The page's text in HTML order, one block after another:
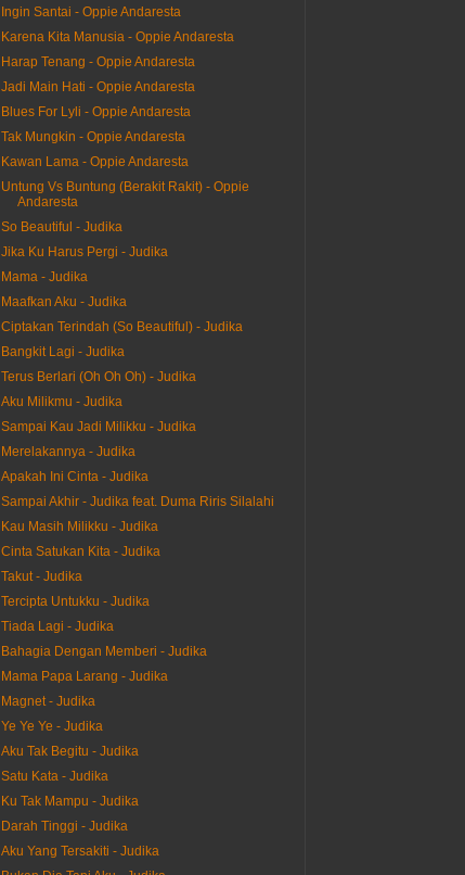
Ingin Santai - Oppie Andaresta
Karena Kita Manusia - Oppie Andaresta
Harap Tenang - Oppie Andaresta
Jadi Main Hati - Oppie Andaresta
Blues For Lyli - Oppie Andaresta
Tak Mungkin - Oppie Andaresta
Kawan Lama - Oppie Andaresta
Untung Vs Buntung (Berakit Rakit) - Oppie
Andaresta
So Beautiful - Judika
Jika Ku Harus Pergi - Judika
Mama - Judika
Maafkan Aku - Judika
Ciptakan Terindah (So Beautiful) - Judika
Bangkit Lagi - Judika
Terus Berlari (Oh Oh Oh) - Judika
Aku Milikmu - Judika
Sampai Kau Jadi Milikku - Judika
Merelakannya - Judika
Apakah Ini Cinta - Judika
Sampai Akhir - Judika feat. Duma Riris Silalahi
Kau Masih Milikku - Judika
Cinta Satukan Kita - Judika
Takut - Judika
Tercipta Untukku - Judika
Tiada Lagi - Judika
Bahagia Dengan Memberi - Judika
Mama Papa Larang - Judika
Magnet - Judika
Ye Ye Ye - Judika
Aku Tak Begitu - Judika
Satu Kata - Judika
Ku Tak Mampu - Judika
Darah Tinggi - Judika
Aku Yang Tersakiti - Judika